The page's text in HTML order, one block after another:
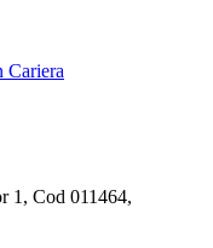
Cariera
1, Cod 011464,